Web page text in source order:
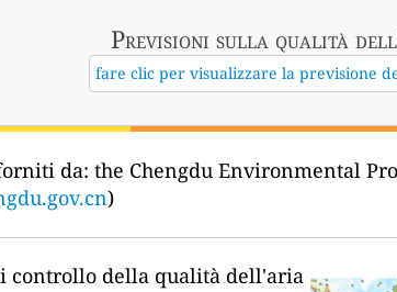
Previsioni sulla qualità
fare clic per visualizzare la previsione
da: the Chengdu Environmental
)
controllo della qualità dell'aria